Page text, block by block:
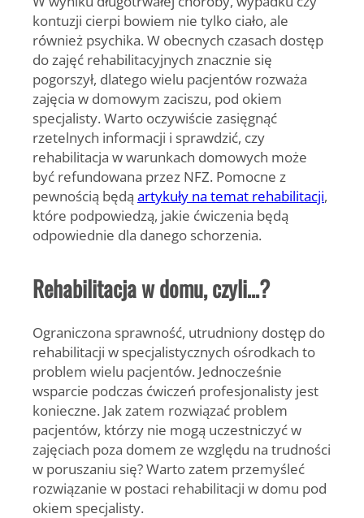
kontuzji cierpi bowiem nie tylko ciało, ale
również psychika. W obecnych czasach dostęp
do zajęć rehabilitacyjnych znacznie się
pogorszył, dlatego wielu pacjentów rozważa
zajęcia w domowym zaciszu, pod okiem
specjalisty. Warto oczywiście zasięgnąć
rzetelnych informacji i sprawdzić, czy
rehabilitacja w warunkach domowych może
być refundowana przez NFZ. Pomocne z
pewnością będą artykuły na temat rehabilitacji,
które podpowiedzą, jakie ćwiczenia będą
odpowiednie dla danego schorzenia.
Rehabilitacja w domu, czyli…?
Ograniczona sprawność, utrudniony dostęp do
rehabilitacji w specjalistycznych ośrodkach to
problem wielu pacjentów. Jednocześnie
wsparcie podczas ćwiczeń profesjonalisty jest
konieczne. Jak zatem rozwiązać problem
pacjentów, którzy nie mogą uczestniczyć w
zajęciach poza domem ze względu na trudności
w poruszaniu się? Warto zatem przemyśleć
rozwiązanie w postaci rehabilitacji w domu pod
okiem specjalisty.